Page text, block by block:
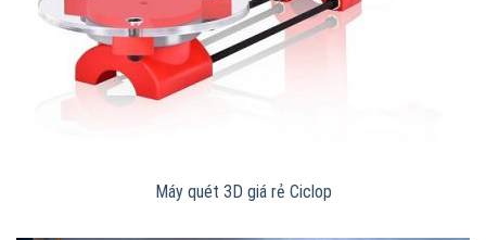
Máy quét 3D giá rẻ Ciclop